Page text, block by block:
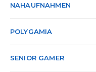
NAHAUFNAHMEN
POLYGAMIA
SENIOR GAMER